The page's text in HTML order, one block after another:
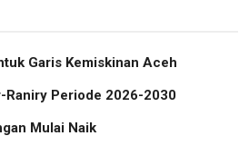
Garis Kemiskinan Aceh
Raniry Periode 2026-2030
Mulai Naik